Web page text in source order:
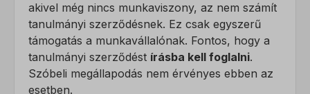
akivel még nincs munkaviszony, az nem számít
tanulmányi szerződésnek. Ez csak egyszerű
támogatás a munkavállalónak. Fontos, hogy a
tanulmányi szerződést írásba kell foglalni.
Szóbeli megállapodás nem érvényes ebben az
esetben.